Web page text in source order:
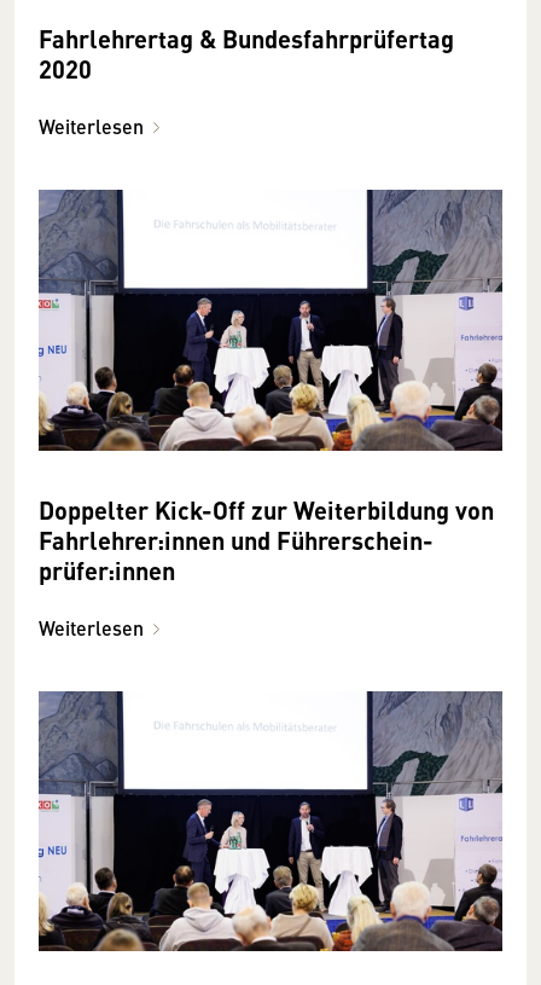
Fahrlehrertag & Bundesfahrprüfertag
2020
Weiterlesen
Doppelter Kick-Off zur Weiter­bildung von
Fahrlehrer­:innen und Führerschein­
prüfer:innen
Weiterlesen